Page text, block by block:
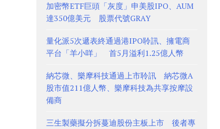
加密幣ETF巨頭「灰度」申美股IPO、AUM
達350億美元 股票代號GRAY
量化派5次遞表終通過港IPO聆訊、擁電商
平台「羊小咩」 首5月溢利1.25億人幣
納芯微、樂摩科技通過上市聆訊 納芯微A
股市值211億人幣、樂摩科技為共享按摩設
備商
三生製藥擬分拆蔓迪股份主板上市 後者專